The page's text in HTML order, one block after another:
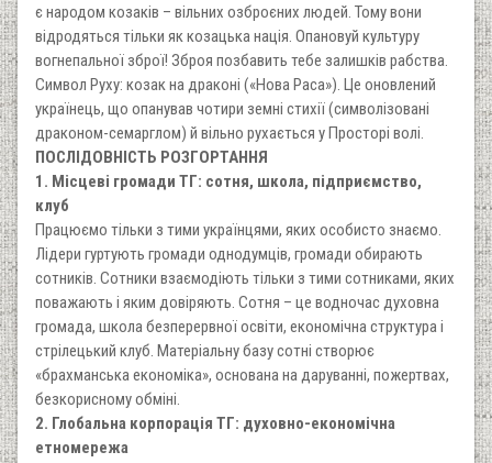
є народом козаків – вільних озброєних людей. Тому вони
відродяться тільки як козацька нація. Опановуй культуру
вогнепальної зброї! Зброя позбавить тебе залишків рабства.
Символ Руху: козак на драконі («Нова Раса»). Це оновлений
українець, що опанував чотири земні стихії (символізовані
драконом-семарглом) й вільно рухається у Просторі волі.
ПОСЛІДОВНІСТЬ РОЗГОРТАННЯ
1. Місцеві громади ТГ: сотня, школа, підприємство,
клуб
Працюємо тільки з тими українцями, яких особисто знаємо.
Лідери гуртують громади однодумців, громади обирають
сотників. Сотники взаємодіють тільки з тими сотниками, яких
поважають і яким довіряють. Сотня – це водночас духовна
громада, школа безперервної освіти, економічна структура і
стрілецький клуб. Матеріальну базу сотні створює
«брахманська економіка», основана на даруванні, пожертвах,
безкорисному обміні.
2. Глобальна корпорація ТГ: духовно-економічна
етномережа